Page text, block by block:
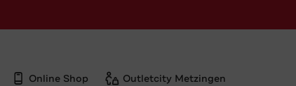
Online Shop Outletcity Metzingen